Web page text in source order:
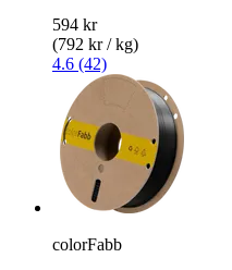
594 kr
(792 kr / kg)
4.6 (42)
colorFabb